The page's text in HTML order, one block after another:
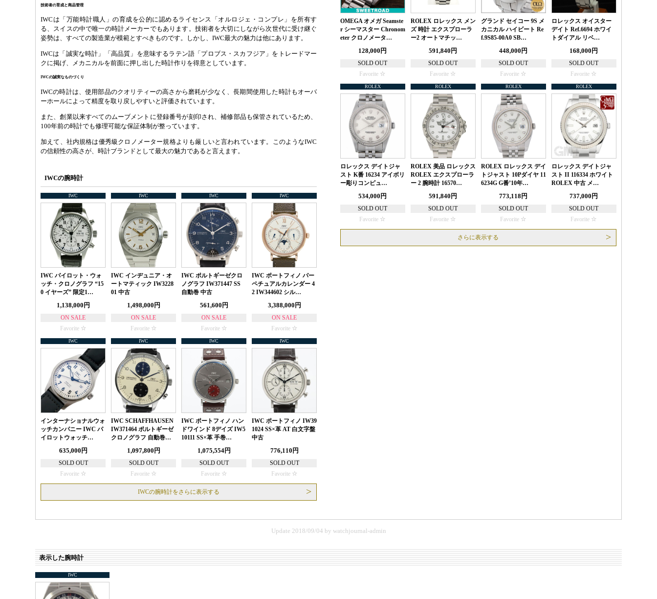
技術者の育成と商品管理
IWCは「万能時計職人」の育成を公的に認めるライセンス「オルロジェ・コンプレ」を所有す
る、スイスの中で唯一の時計メーカーでもあります。技術者を大切にしながら次世代に受け継ぐ
姿勢は、すべての製造業が模範とすべきものです。しかし、IWC最大の魅力は他にあります。
IWCは「誠実な時計」「高品質」を意味するラテン語「プロブス・スカフジア」をトレードマー
クに掲げ、メカニカルを前面に押し出した時計作りを得意としています。
IWCの誠実なものづくり
IWCの時計は、使用部品のクオリティーの高さから磨耗が少なく、長期間使用した時計もオーバ
ーホールによって精度を取り戻しやすいと評価されています。
また、創業以来すべてのムーブメントに登録番号が刻印され、補修部品も保管されているため、
100年前の時計でも修理可能な保証体制が整っています。
加えて、社内規格は優秀級クロノメーター規格よりも厳しいと言われています。このようなIWC
の信頼性の高さが、時計ブランドとして最大の魅力であると言えます。
IWCの腕時計
IWC
IWC パイロット・ウォ
ッチ・クロノグラフ “15
0 イヤーズ” 限定1…
1,138,000円
ON SALE
Favorite
IWC
IWC インヂュニア・オ
ートマティック IW3228
01 中古
1,498,000円
ON SALE
Favorite
IWC
IWC ポルトギーゼクロ
ノグラフ IW371447 SS
自動巻 中古
561,600円
ON SALE
Favorite
IWC
IWC ポートフィノ パー
ペチュアルカレンダー 4
2 IW344602 シル…
3,388,000円
ON SALE
Favorite
IWC
インターナショナルウォ
ッチカンパニー IWC パ
イロットウォッチ…
635,000円
SOLD OUT
Favorite
IWC
IWC SCHAFFHAUSEN
IW371464 ポルトギーゼ
クロノグラフ 自動巻…
1,097,800円
SOLD OUT
Favorite
IWC
IWC ポートフィノ ハン
ドワインド 8デイズ IW5
10111 SS×革 手巻…
1,075,554円
SOLD OUT
Favorite
IWC
IWC ポートフィノ IW39
1024 SS×革 AT 白文字盤
中古
776,110円
SOLD OUT
Favorite
IWCの腕時計をさらに表示する
OMEGA オメガ Seamste
r シーマスター Chronom
eter クロノメータ…
128,000円
SOLD OUT
Favorite
ROLEX ロレックス メン
ズ 時計 エクスプローラ
ー2 オートマチッ…
591,840円
SOLD OUT
Favorite
グランド セイコー 9S メ
カニカル ハイビート Re
f.9S85-00A0 SB…
448,000円
SOLD OUT
Favorite
ロレックス オイスター
デイト Ref.6694 ホワイ
トダイアル リベ…
168,000円
SOLD OUT
Favorite
ROLEX
ロレックス デイトジャ
スト K番 16234 アイボリ
ー彫りコンピュ…
534,000円
SOLD OUT
Favorite
ROLEX
ROLEX 美品 ロレックス
ROLEX エクスプローラ
ー 2 腕時計 16570…
591,840円
SOLD OUT
Favorite
ROLEX
ROLEX ロレックス デイ
トジャスト 10Pダイヤ 11
6234G G番’10年…
773,118円
SOLD OUT
Favorite
ROLEX
ロレックス デイトジャ
スト II 116334 ホワイト
ROLEX 中古 メ…
737,000円
SOLD OUT
Favorite
さらに表示する
Update 2018/09/04 by watchjournal-admin
表示した腕時計
IWC